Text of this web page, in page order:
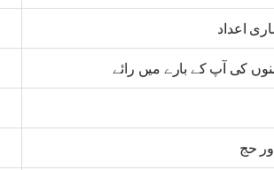
اعداد
کی آپ کے بارے میں رائے
حج